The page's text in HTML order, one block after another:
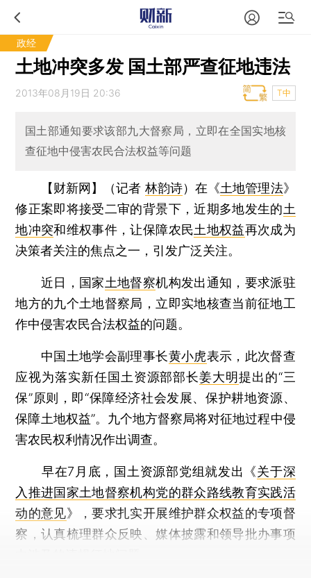
政经
土地冲突多发 国土部严查征地违法
2013年08月19日 20:36 T中
国土部通知要求该部九大督察局，立即在全国实地核
查征地中侵害农民合法权益等问题
【财新网】（记者 林韵诗） 在《土地管理法》
修正案即将接受二审的背景下，近期多地发生的土
地冲突和维权事件，让保障农民土地权益再次成为
决策者关注的焦点之一，引发广泛关注。
近日，国家土地督察机构发出通知，要求派驻
地方的九个土地督察局，立即实地核查当前征地工
作中侵害农民合法权益的问题。
中国土地学会副理事长黄小虎表示，此次督查
应视为落实新任国土资源部部长姜大明提出的“三
保”原则，即“保障经济社会发展、保护耕地资源、
保障土地权益”。九个地方督察局将对征地过程中侵
害农民权利情况作出调查。
早在7月底，国土资源部党组就发出《关于深
入推进国家土地督察机构党的群众路线教育实践活
动的意见》，要求扎实开展维护群众权益的专项督
察，认真梳理群众反映、媒体披露和领导批办事项